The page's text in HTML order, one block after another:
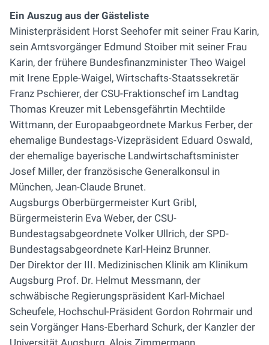
Ein Auszug aus der Gästeliste
Ministerpräsident Horst Seehofer mit seiner Frau Karin,
sein Amtsvorgänger Edmund Stoiber mit seiner Frau
Karin, der frühere Bundesfinanzminister Theo Waigel
mit Irene Epple-Waigel, Wirtschafts-Staatssekretär
Franz Pschierer, der CSU-Fraktionschef im Landtag
Thomas Kreuzer mit Lebensgefährtin Mechtilde
Wittmann, der Europaabgeordnete Markus Ferber, der
ehemalige Bundestags-Vizepräsident Eduard Oswald,
der ehemalige bayerische Landwirtschaftsminister
Josef Miller, der französische Generalkonsul in
München, Jean-Claude Brunet.
Augsburgs Oberbürgermeister Kurt Gribl,
Bürgermeisterin Eva Weber, der CSU-
Bundestagsabgeordnete Volker Ullrich, der SPD-
Bundestagsabgeordnete Karl-Heinz Brunner.
Der Direktor der III. Medizinischen Klinik am Klinikum
Augsburg Prof. Dr. Helmut Messmann, der
schwäbische Regierungspräsident Karl-Michael
Scheufele, Hochschul-Präsident Gordon Rohrmair und
sein Vorgänger Hans-Eberhard Schurk, der Kanzler der
Universität Augsburg, Alois Zimmermann,